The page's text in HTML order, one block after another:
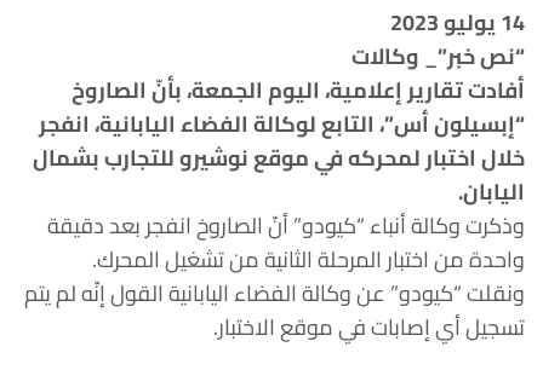
14 يوليو 2023
“نص خبر”_ وكالات
أفادت تقارير إعلامية، اليوم الجمعة، بأنّ الصاروخ
“إبسيلون أس”، التابع لوكالة الفضاء اليابانية، انفجر
خلال اختبار لمحركه في موقع نوشيرو للتجارب بشمال
اليابان.
وذكرت وكالة أنباء “كيودو” أنّ الصاروخ انفجر بعد دقيقة
واحدة من اختبار المرحلة الثانية من تشغيل المحرك.
ونقلت “كيودو” عن وكالة الفضاء اليابانية القول إنّه لم يتم
تسجيل أي إصابات في موقع الاختبار.